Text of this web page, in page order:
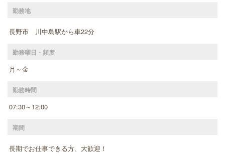
勤務地
長野市 川中島駅から車22分
勤務曜日・頻度
月～金
勤務時間
07:30～12:00
期間
長期でお仕事できる方、大歓迎！